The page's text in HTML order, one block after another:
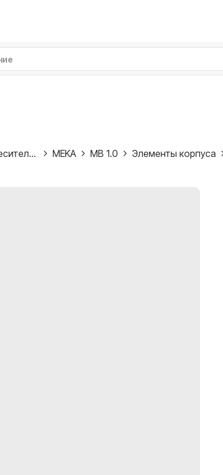
Запчасти для бетоносмесителей MEKA MB 1.0 Элементы корпуса